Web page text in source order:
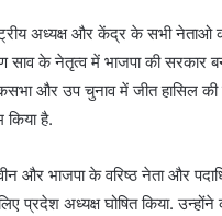
अध्यक्ष और केंद्र के सभी नेताओ
साव के नेतृत्व में भाजपा की सरकार
और उप चुनाव में जीत हासिल
है.
और भाजपा के वरिष्ठ नेता और
प्रदेश अध्यक्ष घोषित किया.